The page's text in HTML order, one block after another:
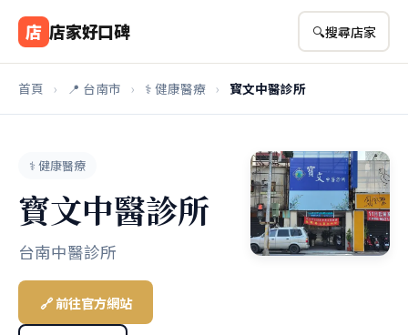
店 店家好口碑 🔍搜尋店家
首頁 › 📍 台南市 › ⚕️ 健康醫療 › 寳文中醫診所
⚕️ 健康醫療
寳文中醫診所
台南中醫診所
🔗 前往官方網站